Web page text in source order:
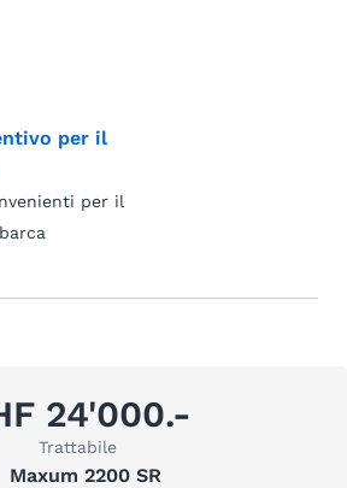
per il
per il
24'000.-
Trattabile
Maxum 2200 SR